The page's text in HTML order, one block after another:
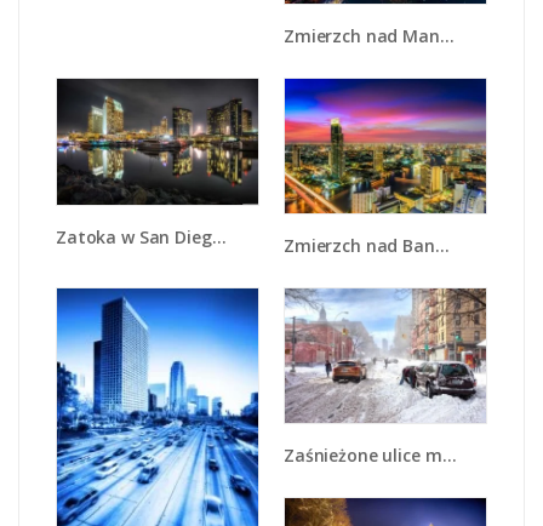
Zmierzch nad Manhattanem - AM749
Zatoka w San Diego - AM579 Zmierzch nad Bangkokiem - AM773
Zaśnieżone ulice miasta - AM342